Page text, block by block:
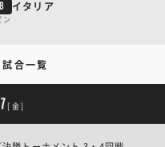
イタリア
ン
合一覧
[金]